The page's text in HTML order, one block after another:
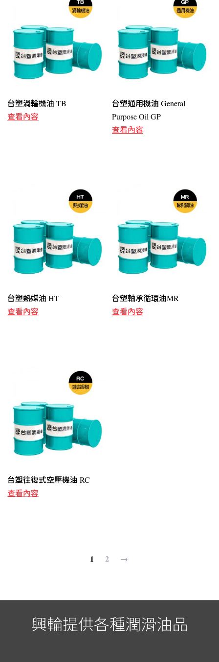
台塑渦輪機油 TB
查看內容
台塑通用機油 General
Purpose Oil GP
查看內容
台塑熱媒油 HT
查看內容
台塑軸承循環油MR
查看內容
台塑往復式空壓機油 RC
查看內容
1 2 →
興輪提供各種潤滑油品